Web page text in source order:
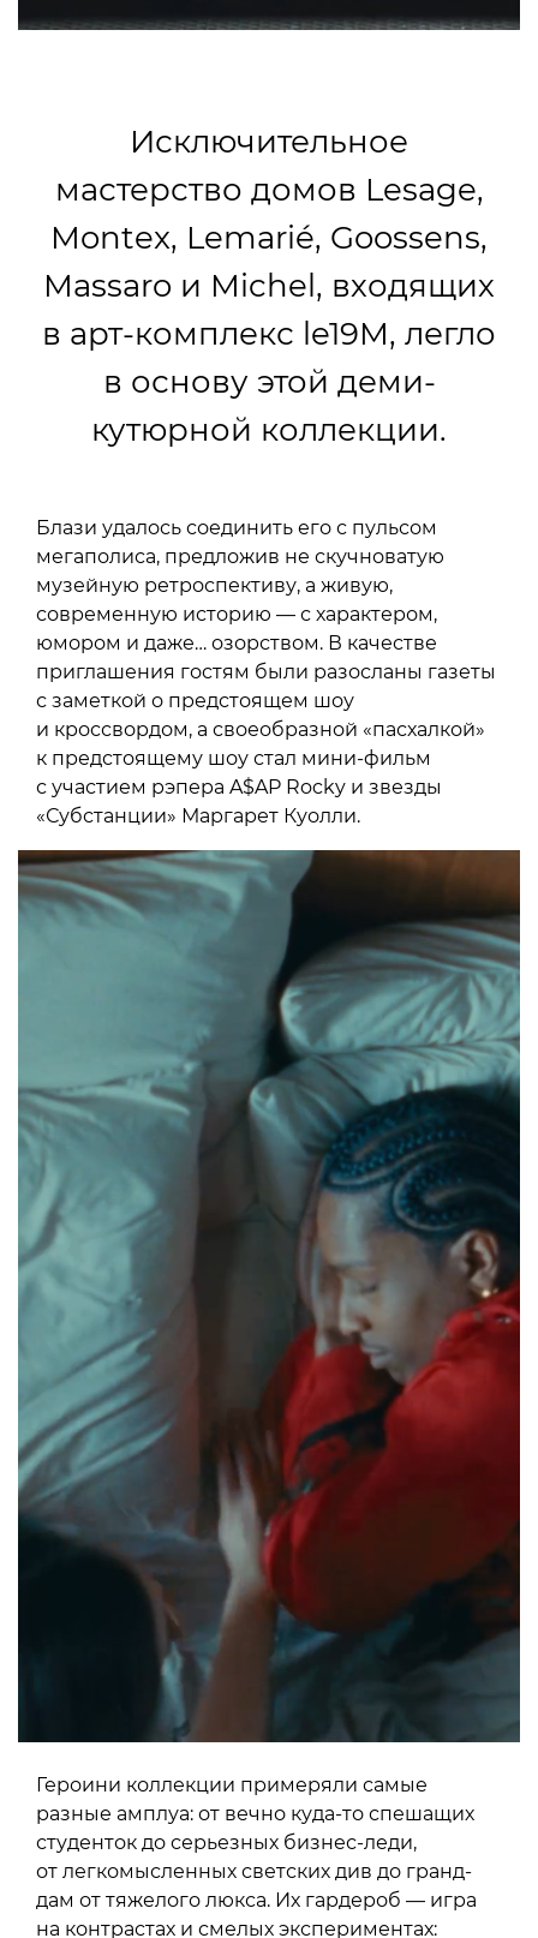
Исключительное
мастерство домов Lesage,
Montex, Lemarié, Goossens,
Massaro и Michel, входящих
в арт-комплекс le19M, легло
в основу этой деми-
кутюрной коллекции.
Блази удалось соединить его с пульсом
мегаполиса, предложив не скучноватую
музейную ретроспективу, а живую,
современную историю — с характером,
юмором и даже… озорством. В качестве
приглашения гостям были разосланы газеты
с заметкой о предстоящем шоу
и кроссвордом, а своеобразной «пасхалкой»
к предстоящему шоу стал мини-фильм
с участием рэпера A$AP Rocky и звезды
«Субстанции» Маргарет Куолли.
Героини коллекции примеряли самые
разные амплуа: от вечно куда-то спешащих
студенток до серьезных бизнес-леди,
от легкомысленных светских див до гранд-
дам от тяжелого люкса. Их гардероб — игра
на контрастах и смелых экспериментах: